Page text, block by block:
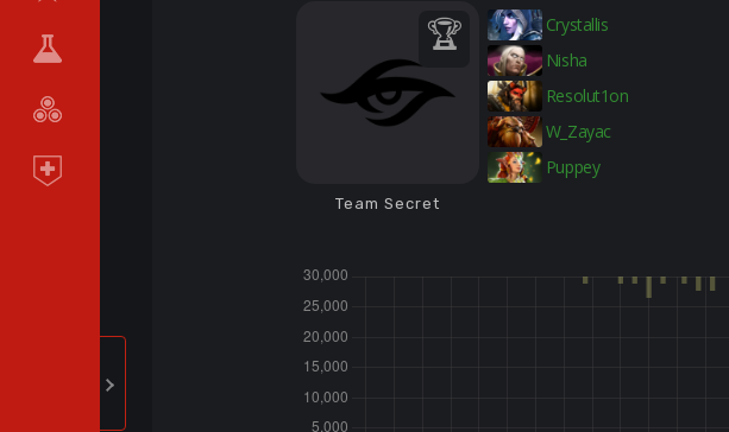
Team Secret
Crystallis
Nisha
Resolut1on
W_Zayac
Puppey